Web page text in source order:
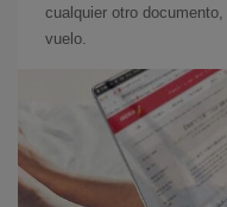
cualquier otro
vuelo.